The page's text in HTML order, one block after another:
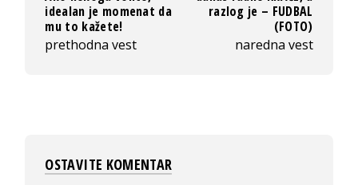
idealan je momenat da
mu to kažete!
prethodna vest
razlog je – FUDBAL
(FOTO)
naredna vest
OSTAVITE KOMENTAR